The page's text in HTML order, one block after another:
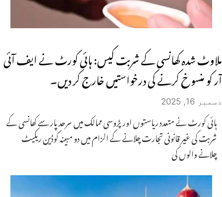
ملاوٹ شدہ کھانسی کے شربت کیس: ہائی کورٹ نے ایف آئی
آر کو منسوخ کرنے کی درخواستیں خارج کر دیں۔
دسمبر 16, 2025
ہائی کورٹ نے متعدد ریاستوں اور پڑوسی ممالک میں سرحد پار سے کھانسی کے
شربت کی غیر قانونی تجارت چلانے کے الزام میں دو مبینہ کوڈین ریکیٹ
چلانے والوں کی